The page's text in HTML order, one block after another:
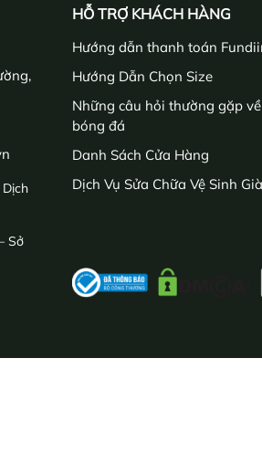
Sở
HỖ TRỢ KHÁCH HÀNG
Hướng dẫn thanh toán
Hướng Dẫn Chọn Size
Những câu hỏi thường gặp
bóng đá
Danh Sách Cửa Hàng
Dịch Vụ Sửa Chữa Vệ Sinh